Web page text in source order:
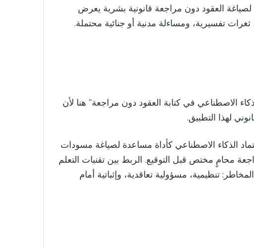
لصياغة العقود دون مراجعة قانونية بشرية يعرض
تفسيرية، ومساءلة مدنية أو جنائية محتملة.
الاصطناعي في كتابة العقود دون مراجعة” هنا لأن
لهذا التطبيق.
الذكاء الاصطناعي كأداة مساعدة لصياغة مسودات
محامٍ مختص قبل التوقيع. الربط بين تقنيات التعلم
تنظيمية، مسؤولية تعاقدية، وإثباتية أمام